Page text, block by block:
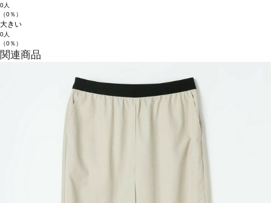
0人
（0％）
大きい
0人
（0％）
関連商品